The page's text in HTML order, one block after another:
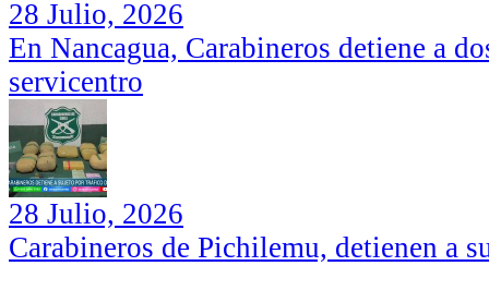
28 Julio, 2026
En Nancagua, Carabineros detiene a
servicentro
28 Julio, 2026
Carabineros de Pichilemu, detienen a